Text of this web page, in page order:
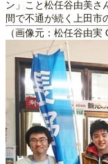
ン」こと松任谷由美さ
間で不通が続く上田市
（画像元：松任谷由実